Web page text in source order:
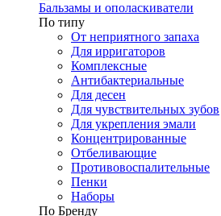
Бальзамы и ополаскиватели
По типу
От неприятного запаха
Для ирригаторов
Комплексные
Антибактериальные
Для десен
Для чувствительных зубов
Для укрепления эмали
Концентрированные
Отбеливающие
Противовоспалительные
Пенки
Наборы
По Бренду